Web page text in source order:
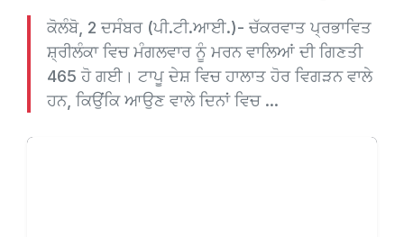
ਕੋਲੰਬੋ, 2 ਦਸੰਬਰ (ਪੀ.ਟੀ.ਆਈ.)- ਚੱਕਰਵਾਤ ਪ੍ਰਭਾਵਿਤ
ਸ਼੍ਰੀਲੰਕਾ ਵਿਚ ਮੰਗਲਵਾਰ ਨੂੰ ਮਰਨ ਵਾਲਿਆਂ ਦੀ ਗਿਣਤੀ
465 ਹੋ ਗਈ। ਟਾਪੂ ਦੇਸ਼ ਵਿਚ ਹਾਲਾਤ ਹੋਰ ਵਿਗੜਨ ਵਾਲੇ
ਹਨ, ਕਿਉਂਕਿ ਆਉਣ ਵਾਲੇ ਦਿਨਾਂ ਵਿਚ ...